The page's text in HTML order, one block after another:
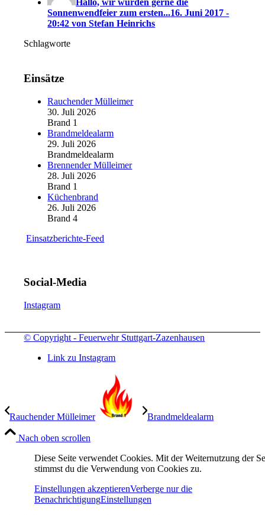
Hallo, wir würden gerne die
Sonnenwendfeier zum ersten...16. Juni 2017 -
20:42 von Stefan Heinrichs
Schlagworte
Einsätze
Rauchender Mülleimer
30. Juli 2026
Brand 1
Brandmeldealarm
29. Juli 2026
Brandmeldealarm
Brennender Mülleimer
28. Juli 2026
Brand 1
Küchenbrand
26. Juli 2026
Brand 4
Einsatzberichte-Feed
Social-Media
Instagram
© Copyright - Feuerwehr Stuttgart-Zazenhausen
Link zu Instagram
Rauchender Mülleimer Brandmeldealarm
Nach oben scrollen
Diese Seite verwendet Cookies. Mit der Weiternutzung der
stimmst du die Verwendung von Cookies zu.
Einstellungen akzeptierenVerberge nur die
BenachrichtigungEinstellungen